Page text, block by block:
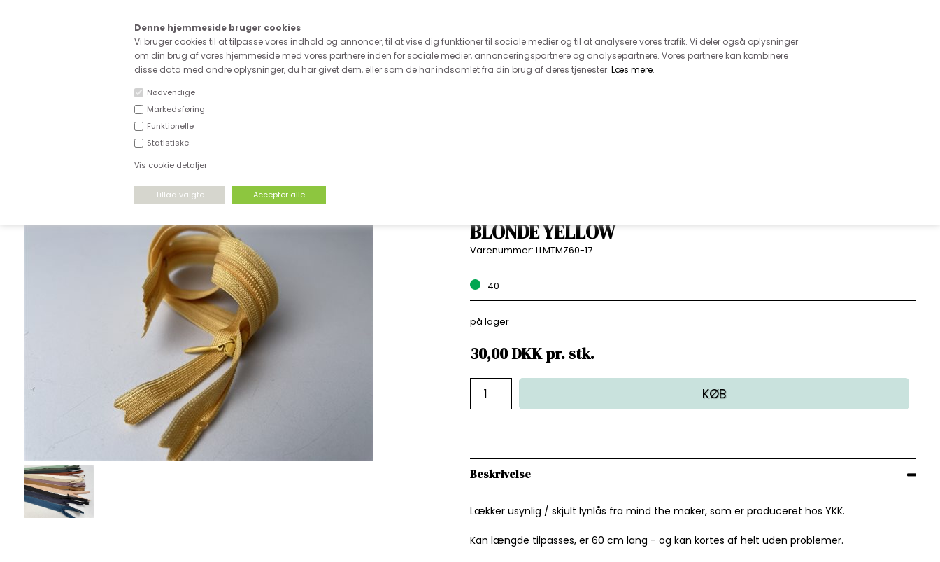
Denne hjemmeside bruger cookies
Vi bruger cookies til at tilpasse vores indhold og annoncer, til at vise dig funktioner til sociale medier og til at analysere vores trafik. Vi deler også oplysninger
om din brug af vores hjemmeside med vores partnere inden for sociale medier, annonceringspartnere og analysepartnere. Vores partnere kan kombinere
disse data med andre oplysninger, du har givet dem, eller som de har indsamlet fra din brug af deres tjenester. Læs mere.
Nødvendige
Markedsføring
Funktionelle
Statistiske
Vis cookie detaljer
Fri fragt ved køb for over 600.-
DEADSTOCK
BLONDE YELLOW
Varenummer: LLMTMZ60-17
40
på lager
30,00DKKpr. stk.
KØB
Beskrivelse
Lækker usynlig / skjult lynlås fra mind the maker, som er produceret hos YKK.
Kan længde tilpasses, er 60 cm lang - og kan kortes af helt uden problemer.